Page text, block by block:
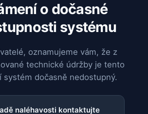
o dočasné
systému
oznamujeme vám, že z
technické údržby je tento
systém dočasně nedostupný.
naléhavosti kontaktujte